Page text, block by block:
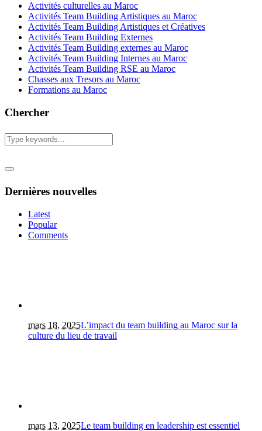
Activités culturelles au Maroc
Activités Team Building Artistiques au Maroc
Activités Team Building Artistiques et Créatives
Activités Team Building Externes
Activités Team Building externes au Maroc
Activités Team Building Internes au Maroc
Activités Team Building RSE au Maroc
Chasses aux Tresors au Maroc
Formations au Maroc
Chercher
Dernières nouvelles
Latest
Popular
Comments
mars 18, 2025L’impact du team building au Maroc sur la
culture du lieu de travail
mars 13, 2025Le team building en leadership est essentiel